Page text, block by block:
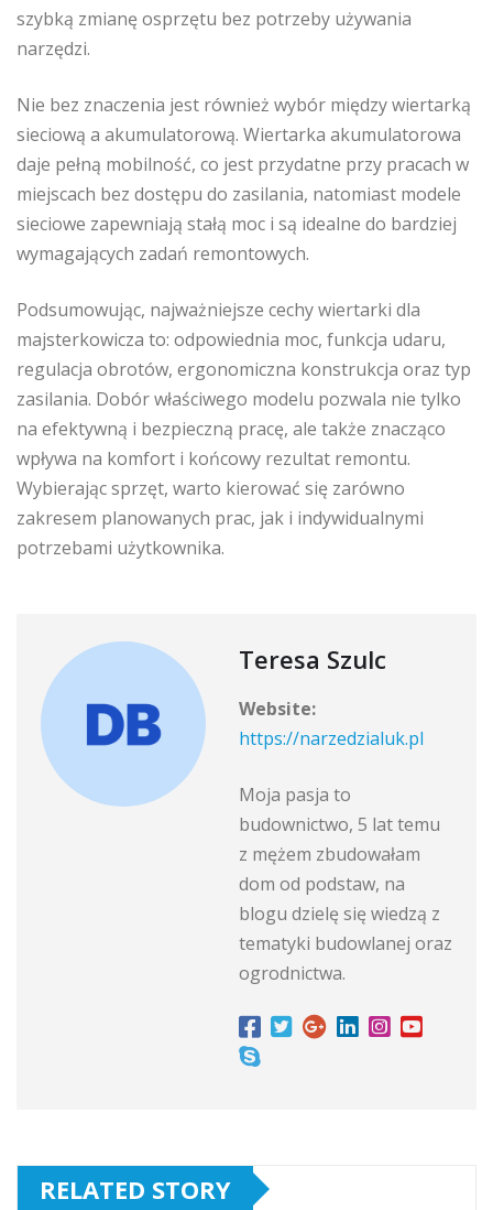
szybką zmianę osprzętu bez potrzeby używania
narzędzi.
Nie bez znaczenia jest również wybór między wiertarką
sieciową a akumulatorową. Wiertarka akumulatorowa
daje pełną mobilność, co jest przydatne przy pracach w
miejscach bez dostępu do zasilania, natomiast modele
sieciowe zapewniają stałą moc i są idealne do bardziej
wymagających zadań remontowych.
Podsumowując, najważniejsze cechy wiertarki dla
majsterkowicza to: odpowiednia moc, funkcja udaru,
regulacja obrotów, ergonomiczna konstrukcja oraz typ
zasilania. Dobór właściwego modelu pozwala nie tylko
na efektywną i bezpieczną pracę, ale także znacząco
wpływa na komfort i końcowy rezultat remontu.
Wybierając sprzęt, warto kierować się zarówno
zakresem planowanych prac, jak i indywidualnymi
potrzebami użytkownika.
Teresa Szulc
Website:
https://narzedzialuk.pl
Moja pasja to
budownictwo, 5 lat temu
z mężem zbudowałam
dom od podstaw, na
blogu dzielę się wiedzą z
tematyki budowlanej oraz
ogrodnictwa.
RELATED STORY